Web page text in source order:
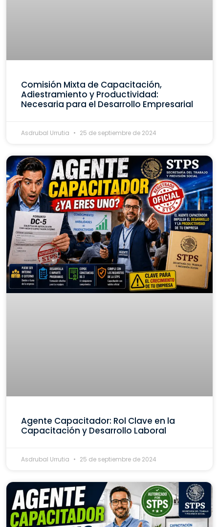
Comisión Mixta de Capacitación,
Adiestramiento y Productividad:
Necesaria para el Desarrollo Empresarial
Asdrubal Urrutia 25 de septiembre de 2024
Agente Capacitador: Rol Clave en la
Capacitación y Desarrollo Laboral
Asdrubal Urrutia 25 de septiembre de 2024